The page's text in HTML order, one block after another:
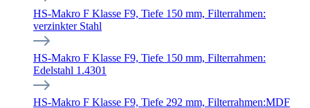
HS-Makro F Klasse F9, Tiefe 150 mm, Filterrahmen:
verzinkter Stahl
HS-Makro F Klasse F9, Tiefe 150 mm, Filterrahmen:
Edelstahl 1.4301
HS-Makro F Klasse F9, Tiefe 292 mm, Filterrahmen:MDF